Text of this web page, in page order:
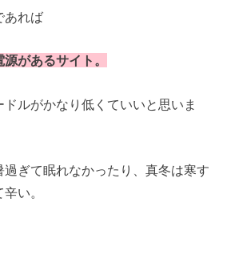
あれば
があるサイト。
ルがかなり低くていいと思いま
ぎて眠れなかったり、真冬は寒す
い。